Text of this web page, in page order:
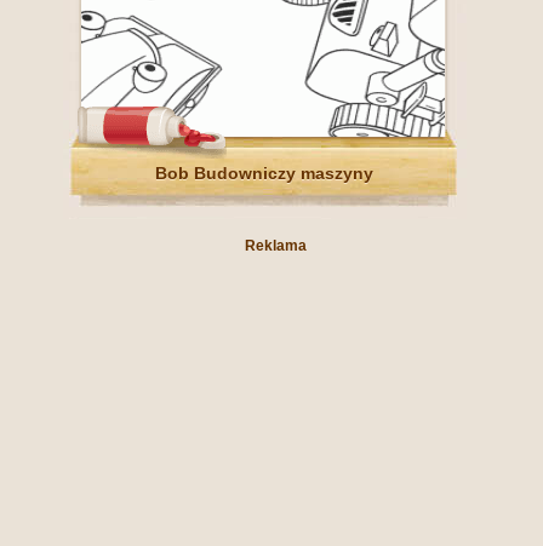
Bob Budowniczy maszyny
Reklama